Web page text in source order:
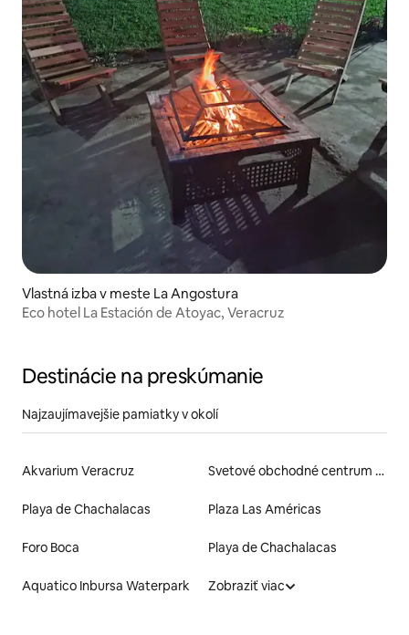
Vlastná izba v meste La Angostura
Eco hotel La Estación de Atoyac, Veracruz
Destinácie na preskúmanie
Najzaujímavejšie pamiatky v okolí
Akvarium Veracruz Svetové obchodné centrum Veracruz
Playa de Chachalacas Plaza Las Américas
Foro Boca Playa de Chachalacas
Aquatico Inbursa Waterpark Zobraziť viac